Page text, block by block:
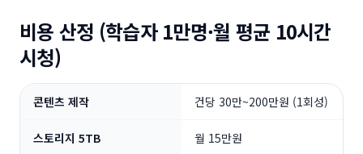
비용 산정 (학습자 1만명·월 평균 10시간
시청)
콘텐츠 제작 건당 30만~200만원 (1회성)
스토리지 5TB 월 15만원